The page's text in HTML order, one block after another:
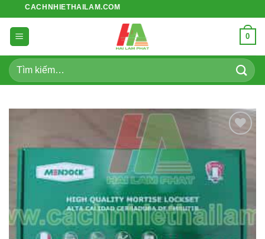
CACHNHIETHAILAM.COM
0
Tìm
kiếm:
Add to